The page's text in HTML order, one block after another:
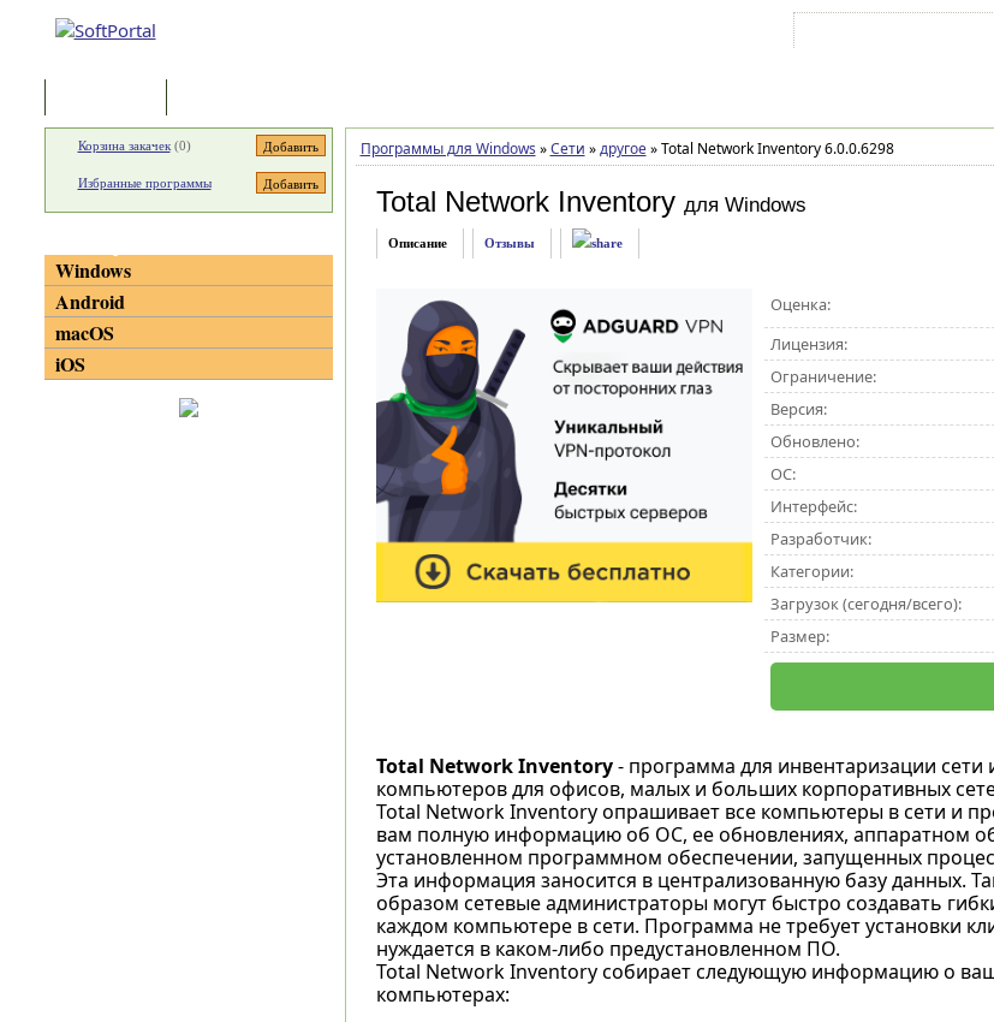
Программы для Windows » Сети » другое »Total Network Inventory 6.0.0.6298
Total Network Inventory для Windows
Описание Отзывы
Оценка:
Лицензия:
Ограничение:
Версия:
Обновлено:
ОС:
Интерфейс:
Разработчик:
Категории:
Загрузок (сегодня/всего):
Размер:
Total Network Inventory- программа для инвентаризации сети
компьютеров для офисов, малых и больших корпоративных
Total Network Inventory опрашивает все компьютеры в сети и
вам полную информацию об ОС, ее обновлениях, аппаратном
установленном программном обеспечении, запущенных
Эта информация заносится в централизованную базу данных.
образом сетевые администраторы могут быстро создавать
каждом компьютере в сети. Программа не требует установки
нуждается в каком-либо предустановленном ПО.
Total Network Inventory собирает следующую информацию о
компьютерах:
Корзина закачек(0)
Избранные программы
Windows
Android
macOS
iOS